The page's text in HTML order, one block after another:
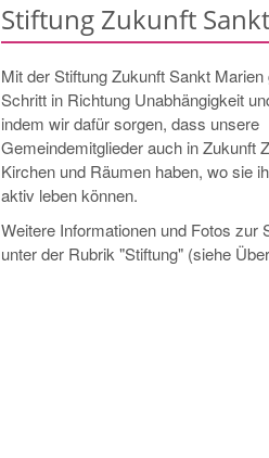
Stiftung Zukunft
Mit der Stiftung Zukunft Sankt
Schritt in Richtung Unabhängigkeit
indem wir dafür sorgen, dass unsere
Gemeindemitglieder auch in Zukunft
Kirchen und Räumen haben, wo sie
aktiv leben können.
Weitere Informationen und Fotos zur
unter der Rubrik "Stiftung" (siehe